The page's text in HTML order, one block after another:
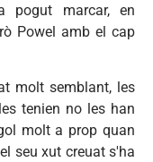
pogut marcar, en
Powel amb el cap
molt semblant, les
tenien no les han
molt a prop quan
seu xut creuat s'ha